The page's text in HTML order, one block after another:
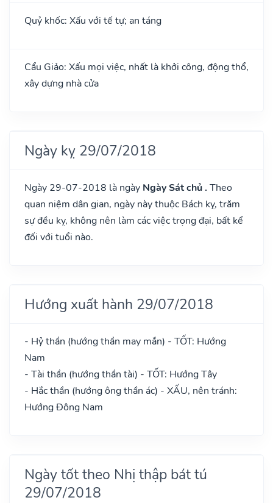
Quỷ khốc: Xấu với tế tự; an táng
Cẩu Giảo: Xấu mọi việc, nhất là khởi công, động thổ,
xây dựng nhà cửa
Ngày kỵ 29/07/2018
Ngày 29-07-2018 là ngày Ngày Sát chủ . Theo
quan niệm dân gian, ngày này thuộc Bách kỵ, trăm
sự đều kỵ, không nên làm các việc trọng đại, bất kể
đối với tuổi nào.
Hướng xuất hành 29/07/2018
- Hỷ thần (hướng thần may mắn) - TỐT: Hướng
Nam
- Tài thần (hướng thần tài) - TỐT: Hướng Tây
- Hắc thần (hướng ông thần ác) - XẤU, nên tránh:
Hướng Đông Nam
Ngày tốt theo Nhị thập bát tú
29/07/2018